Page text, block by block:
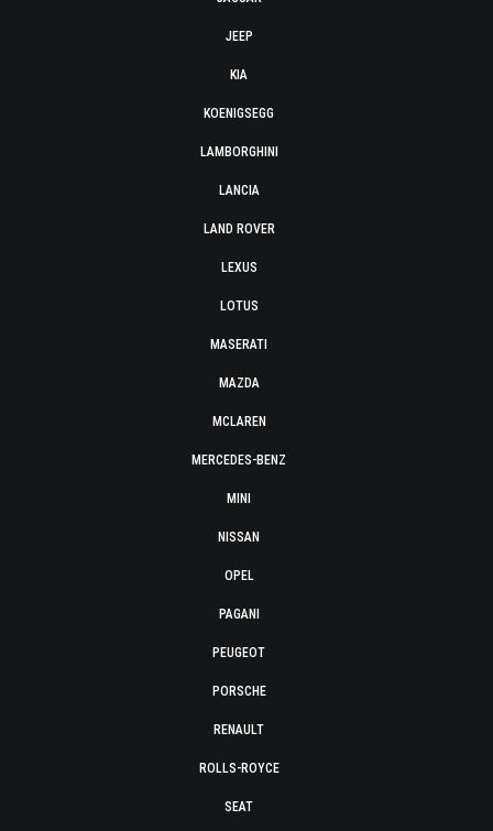
JEEP
KIA
KOENIGSEGG
LAMBORGHINI
LANCIA
LAND ROVER
LEXUS
LOTUS
MASERATI
MAZDA
MCLAREN
MERCEDES-BENZ
MINI
NISSAN
OPEL
PAGANI
PEUGEOT
PORSCHE
RENAULT
ROLLS-ROYCE
SEAT